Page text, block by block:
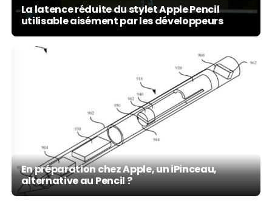
La latence réduite du stylet Apple Pencil
utilisable aisément par les développeurs
En préparation chez Apple, un iPinceau,
alternative au Pencil ?